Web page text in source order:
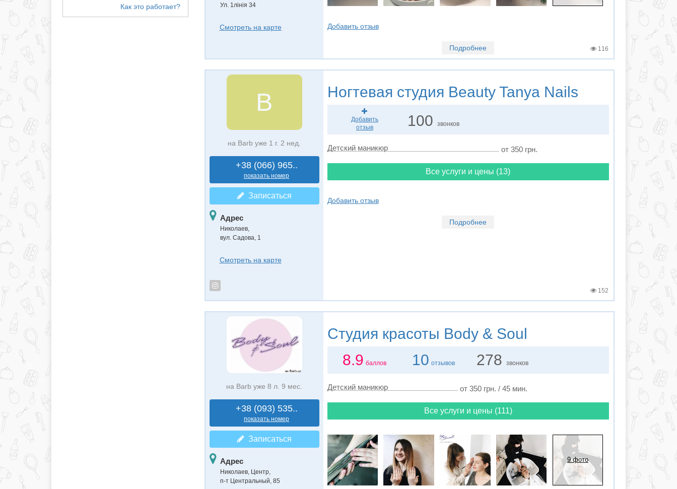
Ул. 1лінія 34
Смотреть на карте Добавить отзыв
Подробнее 116
B
на Barb уже 1 г. 2 нед.
+38 (066) 965..
показать номер
Записаться
Адрес
Николаев,
вул. Садова, 1
Смотреть на карте
Ногтевая студия Beauty Tanya Nails
Добавить
отзыв
100звонков
Детский маникюр от 350 грн.
Все услуги и цены (13)
Добавить отзыв
Подробнее
152
на Barb уже 8 л. 9 мес.
+38 (093) 535..
показать номер
Записаться
Адрес
Николаев, Центр,
п-т Центральный, 85
Студия красоты Body & Soul
8.9 баллов 10 отзывов 278 звонков
Детский маникюр от 350 грн. / 45 мин.
Все услуги и цены (111)
9 фото